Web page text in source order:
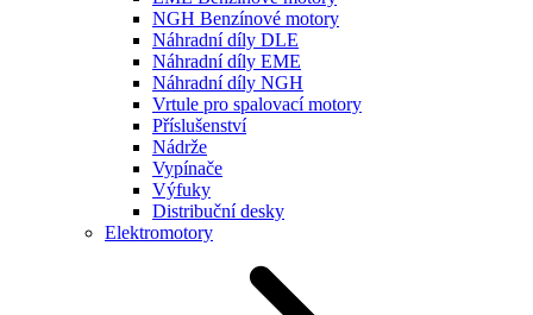
NGH Benzínové motory
Náhradní díly DLE
Náhradní díly EME
Náhradní díly NGH
Vrtule pro spalovací motory
Příslušenství
Nádrže
Vypínače
Výfuky
Distribuční desky
Elektromotory